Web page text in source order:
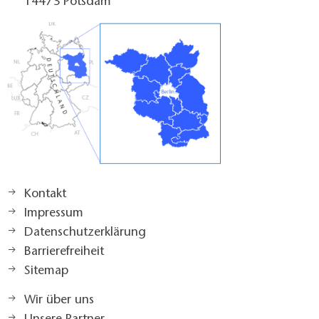
Kücheneinrichtung (falls vorhanden) nicht
unterfahrbar
Kommentar:
Betten nur 7cm unterfahrbar
Sanitärraum zum Zimmer
Zugang stufenlos
Durchgangsbreite der Tür zum Sanitärraum: 93 cm
Durchgangsbreite der schmalsten aller zu
benutzenden Türen, Flure und Durchgänge: 93 cm
Bewegungsflächen aber nicht
Länge der Bewegungsfläche vor dem Waschtisch: 140
Breite der Bewegungsfläche vor dem Waschtisch: 140
Tiefe der Unterfahrbarkeit des Waschtischs (in Höhe
von 67 cm): 38 cm
Oberkante des Waschtischs (Armauflagefläche) vom
Kontakt
Impressum
Datenschutzerklärung
Barrierefreiheit
Sitemap
Wir über uns